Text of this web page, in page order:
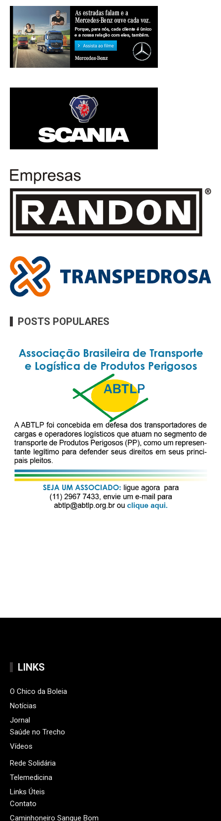
POSTS POPULARES
LINKS
O Chico da Boleia
Notícias
Jornal
Saúde no Trecho
Vídeos
Rede Solidária
Telemedicina
Links Úteis
Contato
Caminhoneiro Sangue Bom